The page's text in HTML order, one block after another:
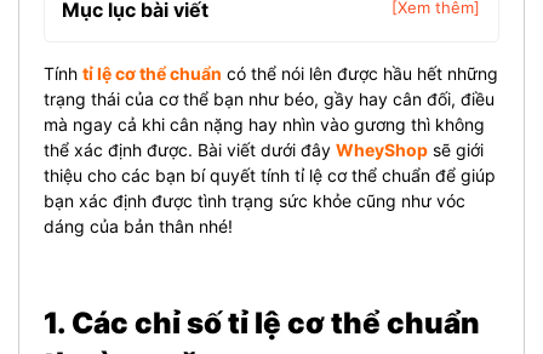
Mục lục bài viết [Xem thêm]
Tính tỉ lệ cơ thể chuẩn có thể nói lên được hầu hết những
trạng thái của cơ thể bạn như béo, gầy hay cân đối, điều
mà ngay cả khi cân nặng hay nhìn vào gương thì không
thể xác định được. Bài viết dưới đây WheyShop sẽ giới
thiệu cho các bạn bí quyết tính tỉ lệ cơ thể chuẩn để giúp
bạn xác định được tình trạng sức khỏe cũng như vóc
dáng của bản thân nhé!
1. Các chỉ số tỉ lệ cơ thể chuẩn